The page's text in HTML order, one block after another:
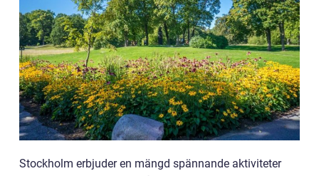
Stockholm erbjuder en mängd spännande aktiviteter